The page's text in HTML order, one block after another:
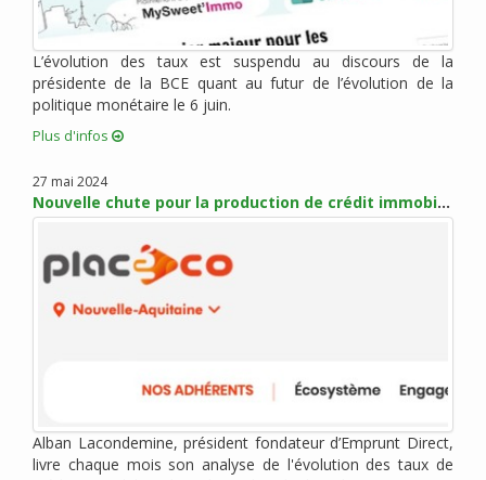
avril 2017 (1)
mars 2017 (7)
février 2017 (10)
janvier 2017 (4)
décembre 2016 (6)
novembre 2016 (7)
octobre 2016 (6)
août 2016 (2)
juillet 2016 (1)
juin 2016 (3)
janvier 2016 (2)
L’évolution des taux est suspendu au discours de la
présidente de la BCE quant au futur de l’évolution de la
politique monétaire le 6 juin.
Plus d'infos
27 mai 2024
Nouvelle chute pour la production de crédit immobilier
Alban Lacondemine, président fondateur d’Emprunt Direct,
livre chaque mois son analyse de l'évolution des taux de